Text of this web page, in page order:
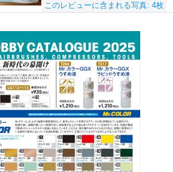
このレビューに含まれる写真: 4枚